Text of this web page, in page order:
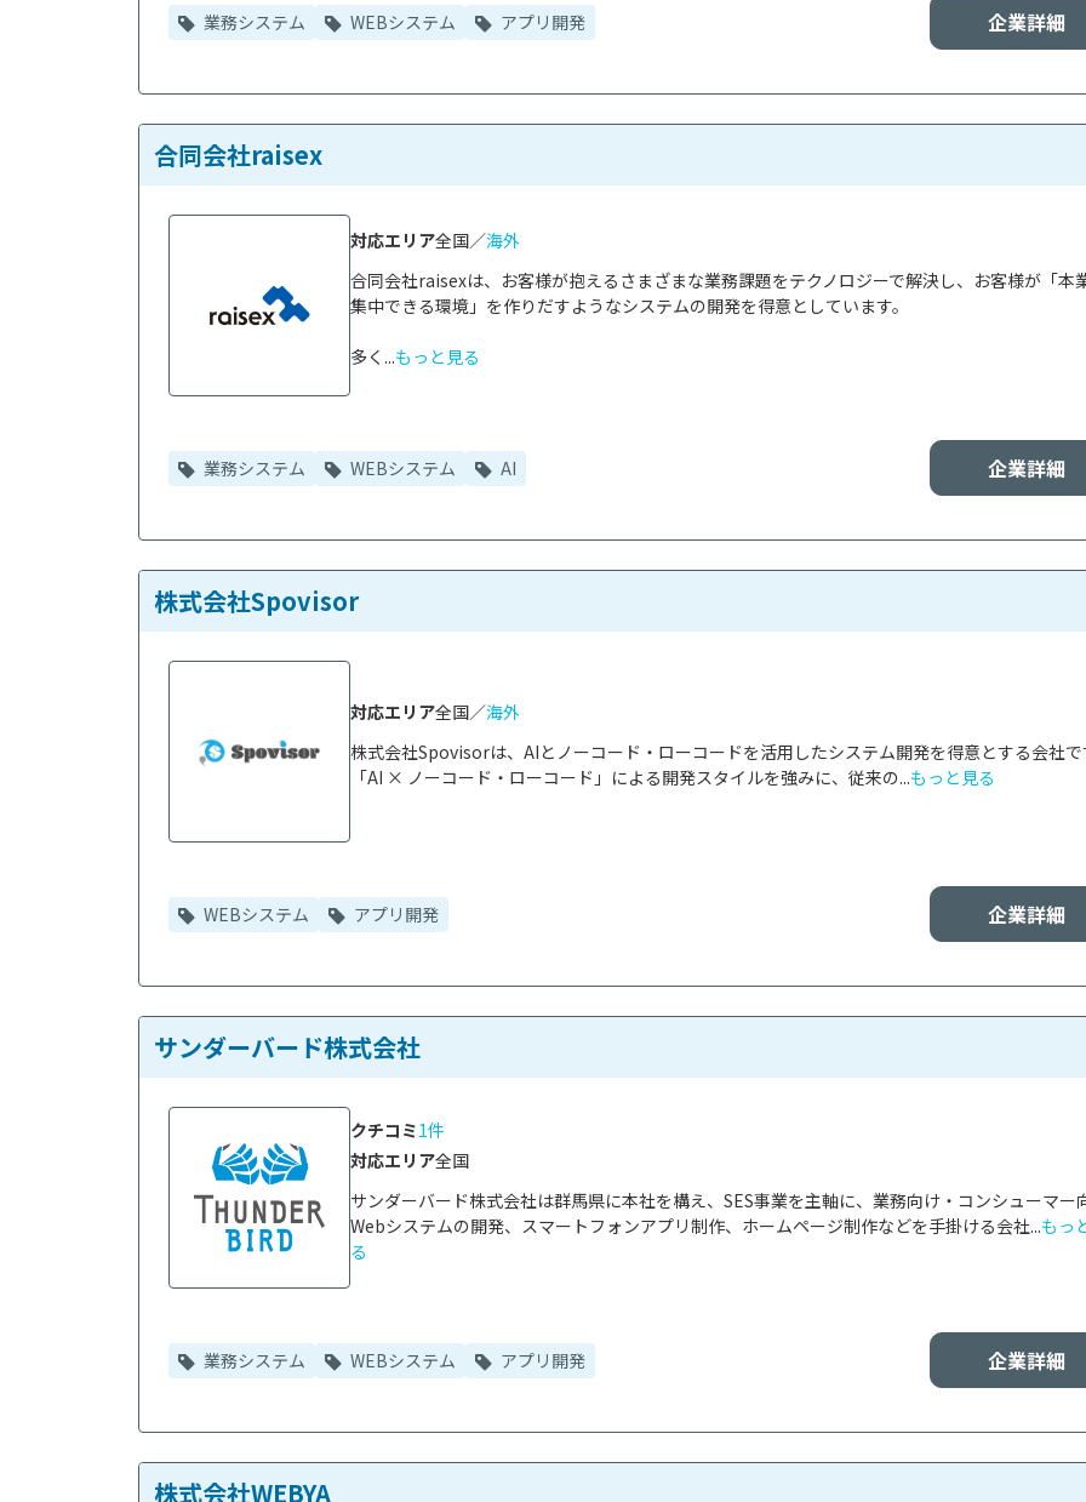
企業詳細
業務システム WEBシステム アプリ開発
合同会社raisex
合同会社raisexは、お客様が抱えるさまざまな業務課題をテクノロジーで解決し、お客様が「本
集中できる環境」を作りだすようなシステムの開発を得意としています。
多く...もっと見る
対応エリア全国／海外
企業詳細
業務システム WEBシステム AI
株式会社Spovisor
株式会社Spovisorは、AIとノーコード・ローコードを活用したシステム開発を得意とする会社で
「AI × ノーコード・ローコード」による開発スタイルを強みに、従来の...もっと見る
対応エリア全国／海外
企業詳細
WEBシステム アプリ開発
サンダーバード株式会社
サンダーバード株式会社は群馬県に本社を構え、SES事業を主軸に、業務向け・コンシューマー
Webシステムの開発、スマートフォンアプリ制作、ホームページ制作などを手掛ける会社...もっ
る
クチコミ1件
対応エリア全国
企業詳細
業務システム WEBシステム アプリ開発
株式会社WEBYA